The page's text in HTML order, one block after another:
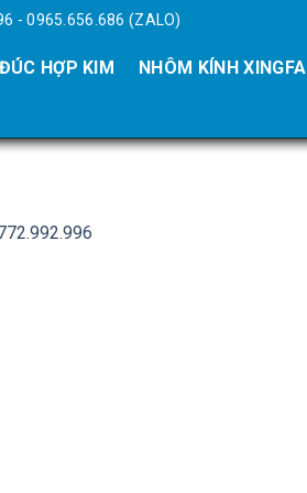
- 0965.656.686 (ZALO)
HỢP KIM NHÔM KÍNH XINGFA